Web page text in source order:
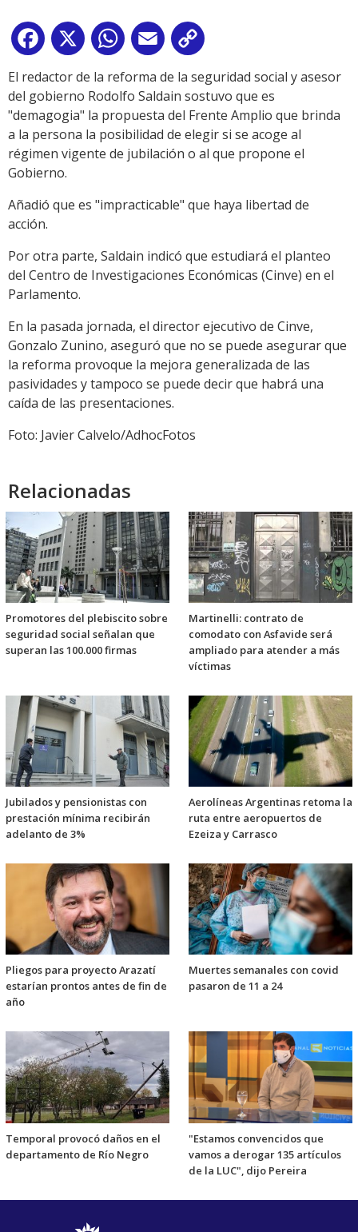
Facebook
X WhatsApp
Email
Link
El redactor de la reforma de la seguridad social y asesor
del gobierno Rodolfo Saldain sostuvo que es
"demagogia" la propuesta del Frente Amplio que brinda
a la persona la posibilidad de elegir si se acoge al
régimen vigente de jubilación o al que propone el
Gobierno.
Añadió que es "impracticable" que haya libertad de
acción.
Por otra parte, Saldain indicó que estudiará el planteo
del Centro de Investigaciones Económicas (Cinve) en el
Parlamento.
En la pasada jornada, el director ejecutivo de Cinve,
Gonzalo Zunino, aseguró que no se puede asegurar que
la reforma provoque la mejora generalizada de las
pasividades y tampoco se puede decir que habrá una
caída de las presentaciones.
Foto: Javier Calvelo/AdhocFotos
Relacionadas
Promotores del plebiscito sobre
seguridad social señalan que
superan las 100.000 firmas
Martinelli: contrato de
comodato con Asfavide será
ampliado para atender a más
víctimas
Jubilados y pensionistas con
prestación mínima recibirán
adelanto de 3%
Aerolíneas Argentinas retoma la
ruta entre aeropuertos de
Ezeiza y Carrasco
Pliegos para proyecto Arazatí
estarían prontos antes de fin de
año
Muertes semanales con covid
pasaron de 11 a 24
Temporal provocó daños en el
departamento de Río Negro
"Estamos convencidos que
vamos a derogar 135 artículos
de la LUC", dijo Pereira